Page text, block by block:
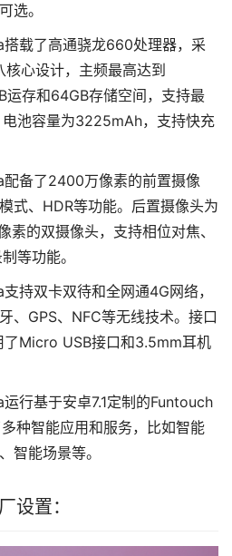
选。
载了高通骁龙660处理器，采
心设计，主频最高达到
运存和64GB存储空间，支持最
池容量为3225mAh，支持快充
备了2400万像素的前置摄像
式、HDR等功能。后置摄像头为
的双摄像头，支持相位对焦、
等功能。
持双卡双待和全网通4G网络，
、GPS、NFC等无线技术。接口
Micro USB接口和3.5mm耳机
行基于安卓7.1定制的Funtouch
种智能应用和服务，比如智能
智能场景等。
设置：